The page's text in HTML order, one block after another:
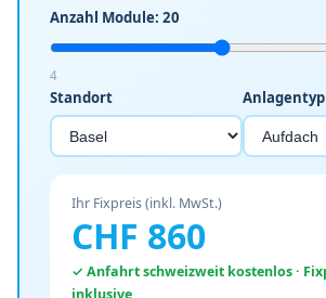
Anzahl Module: 20
4
Standort Anlagentyp
Ihr Fixpreis (inkl. MwSt.)
CHF 860
✓ Anfahrt schweizweit kostenlos ·